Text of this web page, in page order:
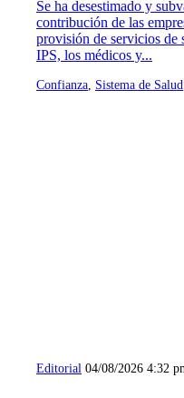
Se ha desestimado y
contribución de las
provisión de servicios de
IPS, los médicos y...
Confianza Sistema de Salud
Editorial 04/08/2026 4:32